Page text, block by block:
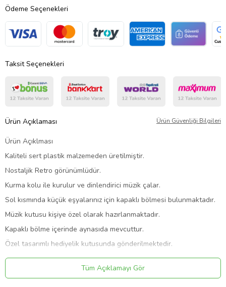
Ödeme Seçenekleri
Taksit Seçenekleri
Ürün Açıklaması Ürün Güvenliği Bilgileri
Ürün Açıklması
Kaliteli sert plastik malzemeden üretilmiştir.
Nostaljik Retro görünümlüdür.
Kurma kolu ile kurulur ve dinlendirici müzik çalar.
Sol kısmında küçük eşyalarınız için kapaklı bölmesi bulunmaktadır.
Müzik kutusu kişiye özel olarak hazırlanmaktadır.
Kapaklı bölme içerinde aynasıda mevcuttur.
Özel tasarımlı hediyelik kutusunda gönderilmektedir.
Ürün Boyutları:
Tüm Açıklamayı Gör